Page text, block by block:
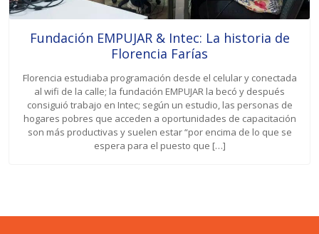
Fundación EMPUJAR & Intec: La historia de
Florencia Farías
Florencia estudiaba programación desde el celular y conectada
al wifi de la calle; la fundación EMPUJAR la becó y después
consiguió trabajo en Intec; según un estudio, las personas de
hogares pobres que acceden a oportunidades de capacitación
son más productivas y suelen estar “por encima de lo que se
espera para el puesto que […]